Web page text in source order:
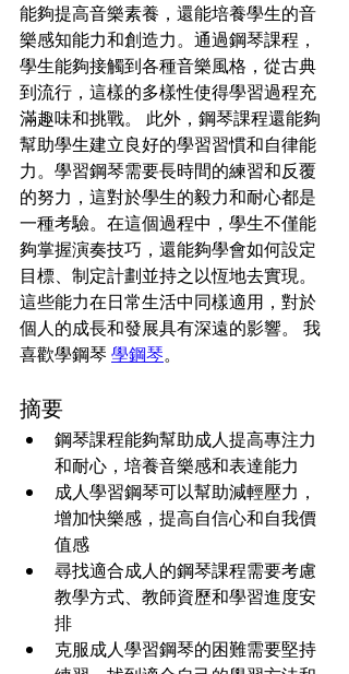
能夠提高音樂素養，還能培養學生的音
樂感知能力和創造力。通過鋼琴課程，
學生能夠接觸到各種音樂風格，從古典
到流行，這樣的多樣性使得學習過程充
滿趣味和挑戰。 此外，鋼琴課程還能夠
幫助學生建立良好的學習習慣和自律能
力。學習鋼琴需要長時間的練習和反覆
的努力，這對於學生的毅力和耐心都是
一種考驗。在這個過程中，學生不僅能
夠掌握演奏技巧，還能夠學會如何設定
目標、制定計劃並持之以恆地去實現。
這些能力在日常生活中同樣適用，對於
個人的成長和發展具有深遠的影響。 我
喜歡學鋼琴 學鋼琴。
摘要
鋼琴課程能夠幫助成人提高專注力
和耐心，培養音樂感和表達能力
成人學習鋼琴可以幫助減輕壓力，
增加快樂感，提高自信心和自我價
值感
尋找適合成人的鋼琴課程需要考慮
教學方式、教師資歷和學習進度安
排
克服成人學習鋼琴的困難需要堅持